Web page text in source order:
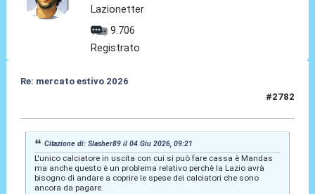
Lazionetter
9.706
Registrato
Re: mercato estivo 2026
#2782
Citazione di: Slasher89 il 04 Giu 2026, 09:21
L'unico calciatore in uscita con cui si può fare cassa è Mandas
ma anche questo è un problema relativo perchè la Lazio avrà
bisogno di andare a coprire le spese dei calciatori che sono
ancora da pagare.